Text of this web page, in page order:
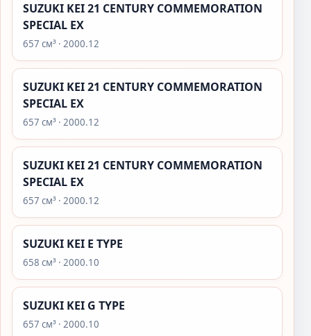
SUZUKI KEI 21 CENTURY COMMEMORATION
SPECIAL EX
657 см³ · 2000.12
SUZUKI KEI 21 CENTURY COMMEMORATION
SPECIAL EX
657 см³ · 2000.12
SUZUKI KEI 21 CENTURY COMMEMORATION
SPECIAL EX
657 см³ · 2000.12
SUZUKI KEI E TYPE
658 см³ · 2000.10
SUZUKI KEI G TYPE
657 см³ · 2000.10